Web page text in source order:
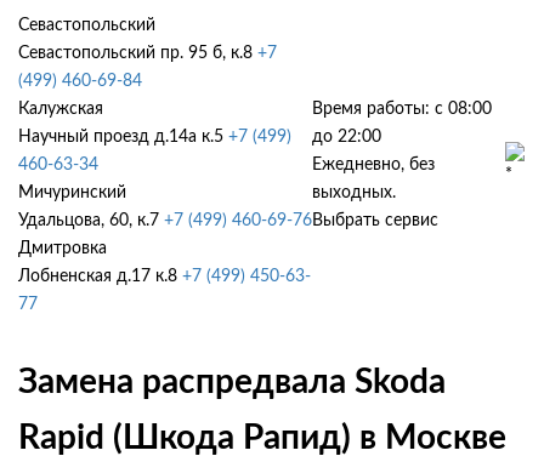
Севастопольский
Севастопольский пр. 95 б, к.8 +7
(499) 460-69-84
Калужская
Научный проезд д.14а к.5 +7 (499)
460-63-34
Мичуринский
Удальцова, 60, к.7 +7 (499) 460-69-76
Дмитровка
Лобненская д.17 к.8 +7 (499) 450-63-
77
Время работы: с 08:00
до 22:00
Ежедневно, без
выходных.
Выбрать сервис
Замена распредвала Skoda
Rapid (Шкода Рапид) в Москве